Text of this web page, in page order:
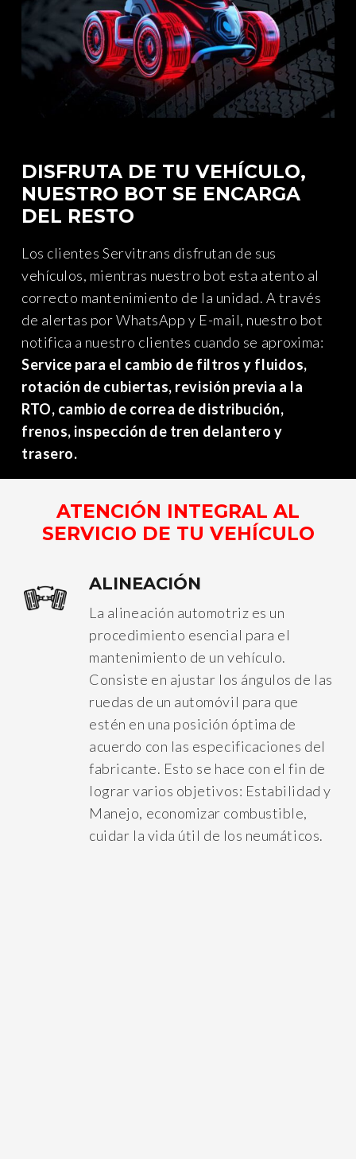
DISFRUTA DE TU VEHÍCULO,
NUESTRO BOT SE ENCARGA
DEL RESTO
Los clientes Servitrans disfrutan de sus
vehículos, mientras nuestro bot esta atento al
correcto mantenimiento de la unidad. A través
de alertas por WhatsApp y E-mail, nuestro bot
notifica a nuestro clientes cuando se aproxima:
Service para el cambio de filtros y fluidos,
rotación de cubiertas, revisión previa a la
RTO, cambio de correa de distribución,
frenos, inspección de tren delantero y
trasero.
ATENCIÓN INTEGRAL AL
SERVICIO DE TU VEHÍCULO
ALINEACIÓN
La alineación automotriz es un
procedimiento esencial para el
mantenimiento de un vehículo.
Consiste en ajustar los ángulos de las
ruedas de un automóvil para que
estén en una posición óptima de
acuerdo con las especificaciones del
fabricante. Esto se hace con el fin de
lograr varios objetivos: Estabilidad y
Manejo, economizar combustible,
cuidar la vida útil de los neumáticos.